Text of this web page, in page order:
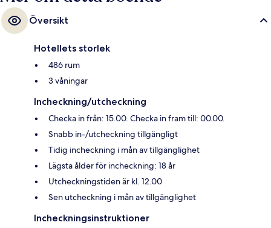
Översikt
Hotellets storlek
486 rum
3 våningar
Incheckning/utcheckning
Checka in från: 15.00. Checka in fram till: 00.00.
Snabb in-/utcheckning tillgängligt
Tidig incheckning i mån av tillgänglighet
Lägsta ålder för incheckning: 18 år
Utcheckningstiden är kl. 12.00
Sen utcheckning i mån av tillgänglighet
Incheckningsinstruktioner